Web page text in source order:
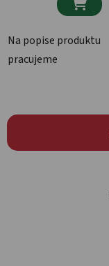

Na popise produktu
pracujeme